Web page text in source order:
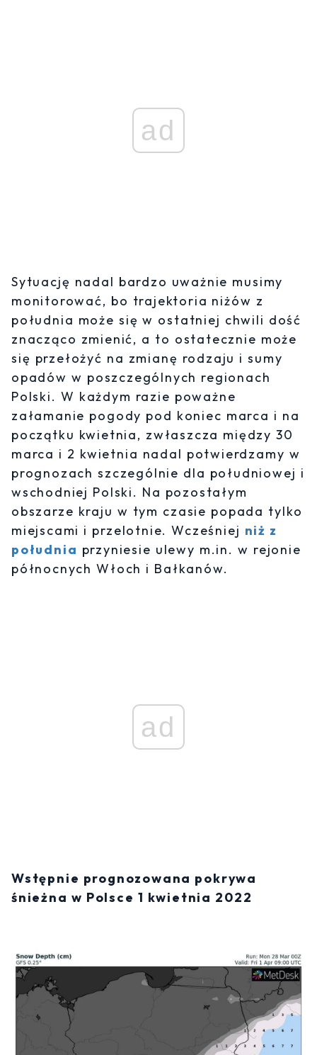
ad
Sytuację nadal bardzo uważnie musimy
monitorować, bo trajektoria niżów z
południa może się w ostatniej chwili dość
znacząco zmienić, a to ostatecznie może
się przełożyć na zmianę rodzaju i sumy
opadów w poszczególnych regionach
Polski. W każdym razie poważne
załamanie pogody pod koniec marca i na
początku kwietnia, zwłaszcza między 30
marca i 2 kwietnia nadal potwierdzamy w
prognozach szczególnie dla południowej i
wschodniej Polski. Na pozostałym
obszarze kraju w tym czasie popada tylko
miejscami i przelotnie. Wcześniej niż z
południa przyniesie ulewy m.in. w rejonie
północnych Włoch i Bałkanów.
ad
Wstępnie prognozowana pokrywa
śnieżna w Polsce 1 kwietnia 2022